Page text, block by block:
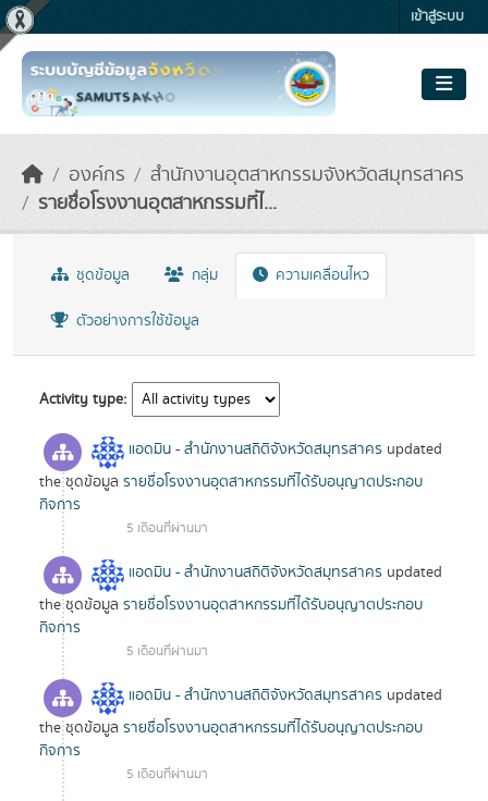
Skip to main content เข้าสู่ระบบ
องค์กร
สำนักงานอุตสาหกรรมจังหวัดสมุทรสาคร
รายชื่อโรงงานอุตสาหกรรมที่ไ...
ชุดข้อมูล กลุ่ม ความเคลื่อนไหว
ตัวอย่างการใช้ข้อมูล
Activity type
แอดมิน - สำนักงานสถิติจังหวัดสมุทรสาคร updated
the ชุดข้อมูล รายชื่อโรงงานอุตสาหกรรมที่ได้รับอนุญาตประกอบ
กิจการ
5 เดือนที่ผ่านมา
แอดมิน - สำนักงานสถิติจังหวัดสมุทรสาคร updated
the ชุดข้อมูล รายชื่อโรงงานอุตสาหกรรมที่ได้รับอนุญาตประกอบ
กิจการ
5 เดือนที่ผ่านมา
แอดมิน - สำนักงานสถิติจังหวัดสมุทรสาคร updated
the ชุดข้อมูล รายชื่อโรงงานอุตสาหกรรมที่ได้รับอนุญาตประกอบ
กิจการ
5 เดือนที่ผ่านมา